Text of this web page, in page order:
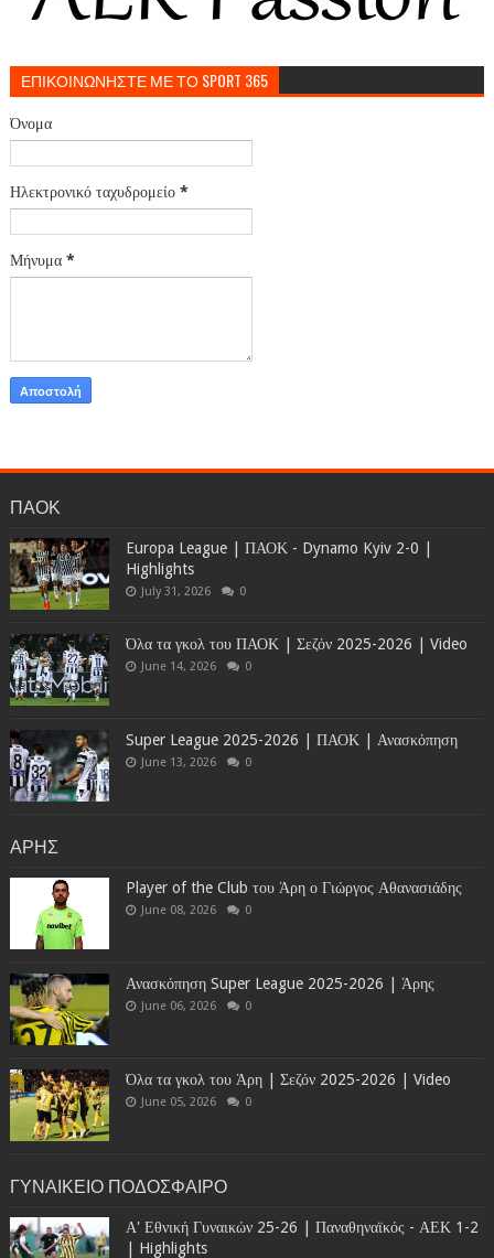
ΕΠΙΚΟΙΝΩΝΗΣΤΕ ΜΕ ΤΟ SPORT 365
Όνομα
Ηλεκτρονικό ταχυδρομείο *
Μήνυμα *
ΠΑΟΚ
Europa League | ΠΑΟΚ - Dynamo Kyiv 2-0 |
Highlights
July 31, 2026 0
Όλα τα γκολ του ΠΑΟΚ | Σεζόν 2025-2026 | Video
June 14, 2026 0
Super League 2025-2026 | ΠΑΟΚ | Ανασκόπηση
June 13, 2026 0
ΑΡΗΣ
Player of the Club του Άρη ο Γιώργος Αθανασιάδης
June 08, 2026 0
Ανασκόπηση Super League 2025-2026 | Άρης
June 06, 2026 0
Όλα τα γκολ του Άρη | Σεζόν 2025-2026 | Video
June 05, 2026 0
ΓΥΝΑΙΚΕΙΟ ΠΟΔΟΣΦΑΙΡΟ
Α' Εθνική Γυναικών 25-26 | Παναθηναϊκός - ΑΕΚ 1-2
| Highlights